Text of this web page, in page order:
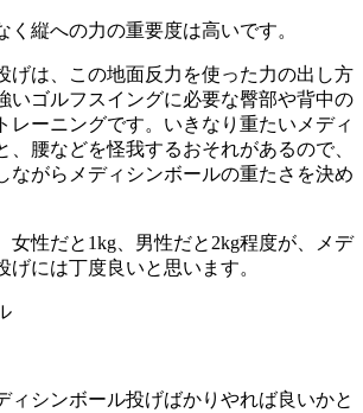
く縦への力の重要度は高いです。
げは、この地面反力を使った力の出し方
いゴルフスイングに必要な臀部や背中の
レーニングです。いきなり重たいメディ
、腰などを怪我するおそれがあるので、
ながらメディシンボールの重たさを決め
女性だと1kg、男性だと2kg程度が、メデ
げには丁度良いと思います。
ィシンボール投げばかりやれば良いかと